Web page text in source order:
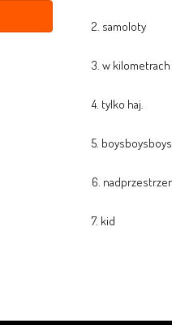
2. samoloty
3. w kilometrach
4. tylko haj.
5. boysboysboys
6.
7. kid